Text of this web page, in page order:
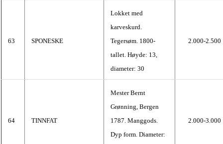
63 SPONESKE
Lokket med
karveskurd.
Tegersøm. 1800-
tallet. Høyde: 13,
diameter: 30
2.000-2.500
64 TINNFAT
Mester Bernt
Grønning, Bergen
1787. Manggods.
Dyp form. Diameter:
2.000-3.000